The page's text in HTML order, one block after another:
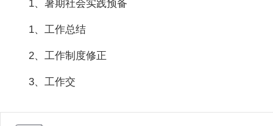
1、暑期社会实践预备
1、工作总结
2、工作制度修正
3、工作交